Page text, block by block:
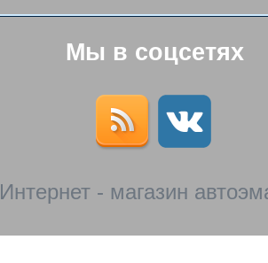
Мы в соцсетях
Интернет - магазин